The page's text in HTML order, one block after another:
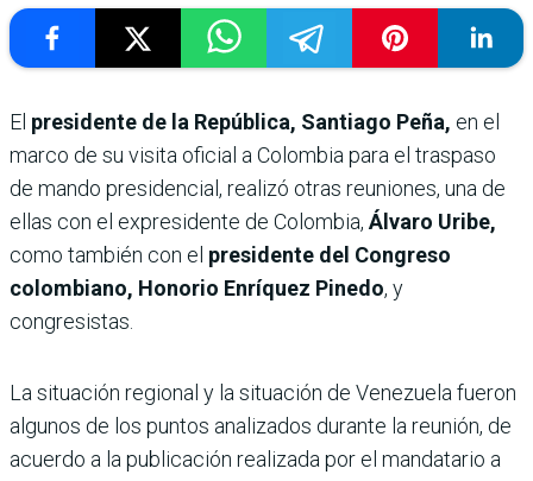
El presidente de la República, Santiago Peña, en el
marco de su visita oficial a Colombia para el traspaso
de mando presidencial, realizó otras reuniones, una de
ellas con el expresidente de Colombia, Álvaro Uribe,
como también con el presidente del Congreso
colombiano, Honorio Enríquez Pinedo, y
congresistas.
La situación regional y la situación de Venezuela fueron
algunos de los puntos analizados durante la reunión, de
acuerdo a la publicación realizada por el mandatario a